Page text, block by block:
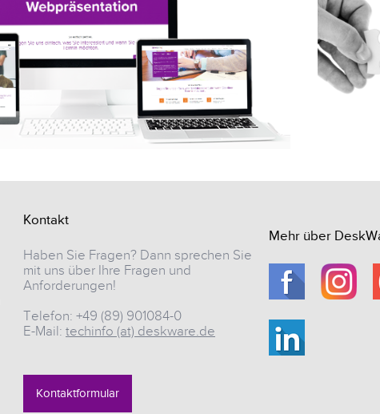
Kontakt
Haben Sie Fragen? Dann sprechen Sie
mit uns über Ihre Fragen und
Anforderungen!
Telefon: +49 (89) 901084-0
E-Mail: techinfo (at) deskware.de
Kontaktformular
Mehr über